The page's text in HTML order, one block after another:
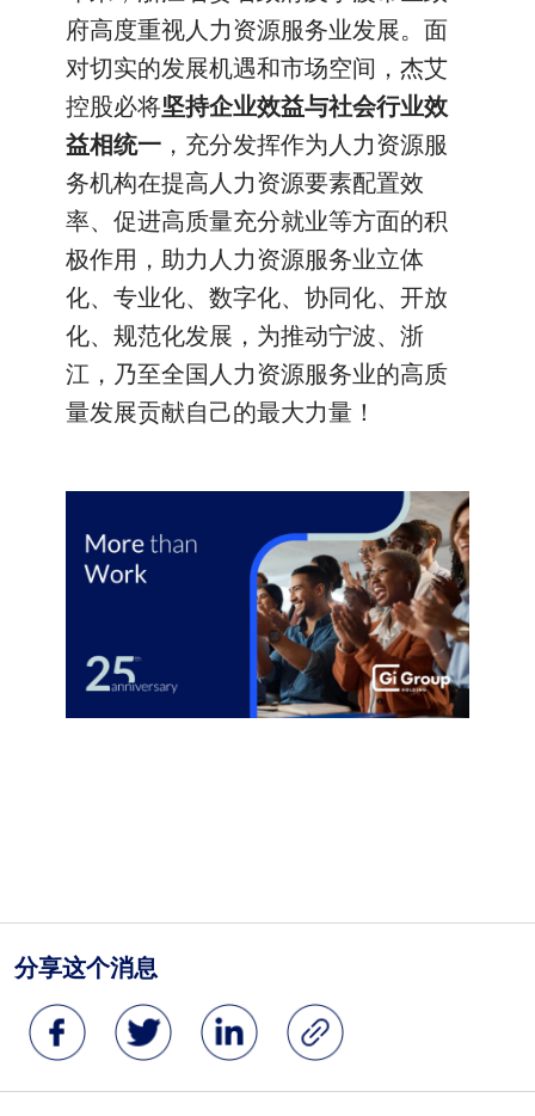
府高度重视人力资源服务业发展。面
对切实的发展机遇和市场空间，杰艾
控股必将坚持企业效益与社会行业效
益相统一，充分发挥作为人力资源服
务机构在提高人力资源要素配置效
率、促进高质量充分就业等方面的积
极作用，助力人力资源服务业立体
化、专业化、数字化、协同化、开放
化、规范化发展，为推动宁波、浙
江，乃至全国人力资源服务业的高质
量发展贡献自己的最大力量！